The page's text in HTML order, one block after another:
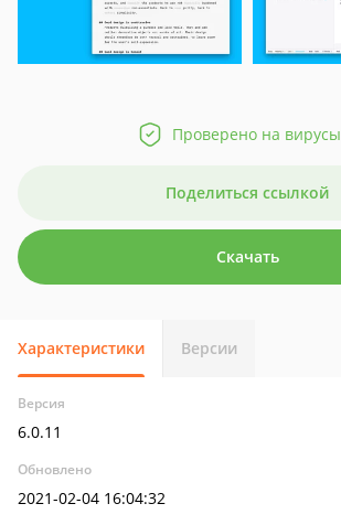
Проверено на вирусы
Поделиться ссылкой
Скачать
Характеристики Версии
Версия
6.0.11
Обновлено
2021-02-04 16:04:32